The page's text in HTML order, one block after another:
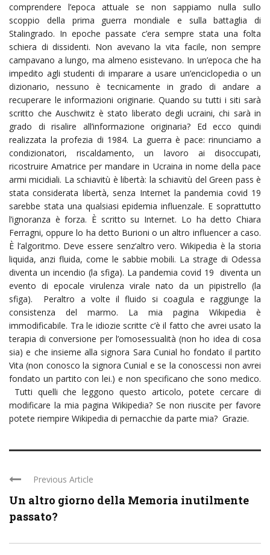
comprendere l’epoca attuale se non sappiamo nulla sullo
scoppio della prima guerra mondiale e sulla battaglia di
Stalingrado. In epoche passate c’era sempre stata una folta
schiera di dissidenti. Non avevano la vita facile, non sempre
campavano a lungo, ma almeno esistevano. In un’epoca che ha
impedito agli studenti di imparare a usare un’enciclopedia o un
dizionario, nessuno è tecnicamente in grado di andare a
recuperare le informazioni originarie. Quando su tutti i siti sarà
scritto che Auschwitz è stato liberato degli ucraini, chi sarà in
grado di risalire all’informazione originaria? Ed ecco quindi
realizzata la profezia di 1984. La guerra è pace: rinunciamo a
condizionatori, riscaldamento, un lavoro ai disoccupati,
ricostruire Amatrice per mandare in Ucraina in nome della pace
armi micidiali. La schiavitù è libertà: la schiavitù del Green pass è
stata considerata libertà, senza Internet la pandemia covid 19
sarebbe stata una qualsiasi epidemia influenzale. E soprattutto
l’ignoranza è forza. È scritto su Internet. Lo ha detto Chiara
Ferragni, oppure lo ha detto Burioni o un altro influencer a caso.
È l’algoritmo. Deve essere senz’altro vero. Wikipedia è la storia
liquida, anzi fluida, come le sabbie mobili. La strage di Odessa
diventa un incendio (la sfiga). La pandemia covid 19 diventa un
evento di epocale virulenza virale nato da un pipistrello (la
sfiga). Peraltro a volte il fluido si coagula e raggiunge la
consistenza del marmo. La mia pagina Wikipedia è
immodificabile. Tra le idiozie scritte c’è il fatto che avrei usato la
terapia di conversione per l’omosessualità (non ho idea di cosa
sia) e che insieme alla signora Sara Cunial ho fondato il partito
Vita (non conosco la signora Cunial e se la conoscessi non avrei
fondato un partito con lei.) e non specificano che sono medico.
Tutti quelli che leggono questo articolo, potete cercare di
modificare la mia pagina Wikipedia? Se non riuscite per favore
potete riempire Wikipedia di pernacchie da parte mia? Grazie.
Previous Article
Un altro giorno della Memoria inutilmente
passato?